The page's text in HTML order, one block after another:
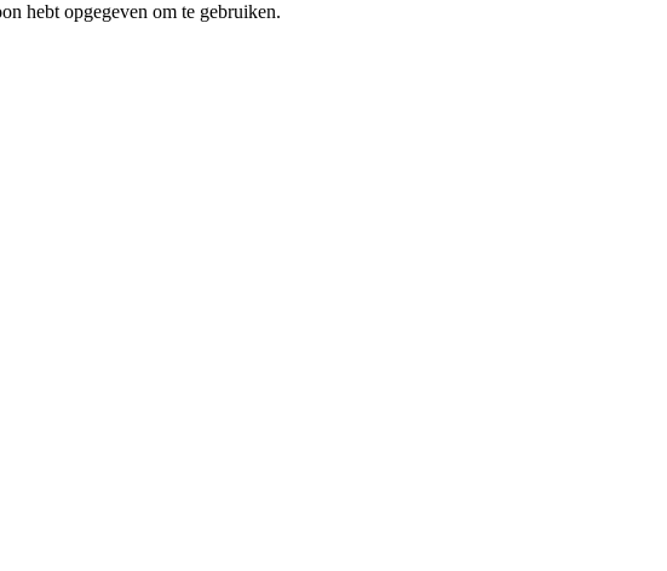
hebt opgegeven om te gebruiken.